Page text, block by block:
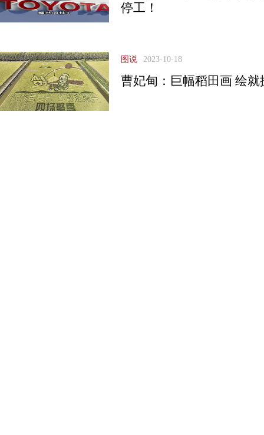
停工！
图说 2023-10-18
曹妃甸：巨幅稻田画 绘就